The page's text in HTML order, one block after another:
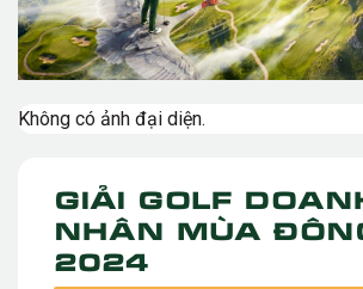
Không có ảnh đại diện.
Giải Golf
Nhân Mùa
2024